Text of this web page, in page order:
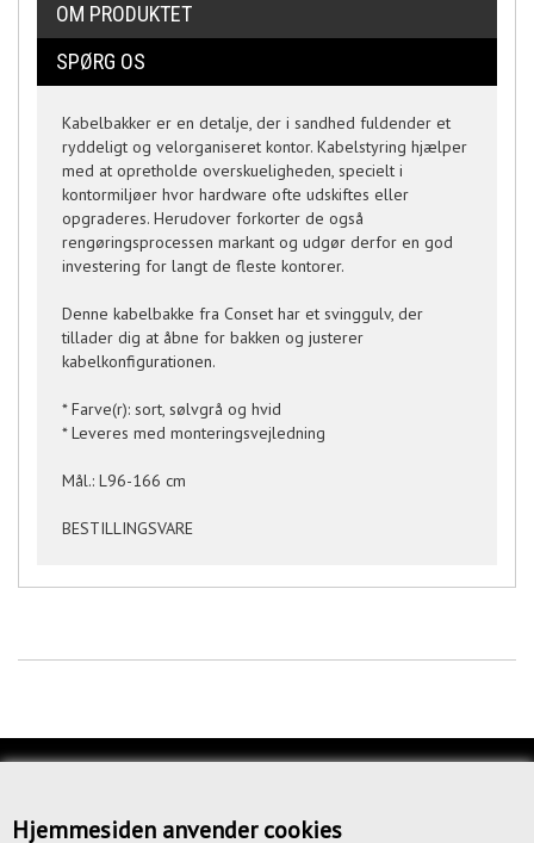
Hjemmesiden anvender cookies
OM PRODUKTET
SPØRG OS
Kabelbakker er en detalje, der i sandhed fuldender et
ryddeligt og velorganiseret kontor. Kabelstyring hjælper
med at opretholde overskueligheden, specielt i
kontormiljøer hvor hardware ofte udskiftes eller
opgraderes. Herudover forkorter de også
rengøringsprocessen markant og udgør derfor en god
investering for langt de fleste kontorer.
Denne kabelbakke fra Conset har et svinggulv, der
tillader dig at åbne for bakken og justerer
kabelkonfigurationen.
* Farve(r): sort, sølvgrå og hvid
* Leveres med monteringsvejledning
Mål.: L96-166 cm
BESTILLINGSVARE
OM OS